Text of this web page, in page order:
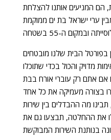
הם המניעים אותנו להצלחת
ערי ישראל בת ים ממוקמת
הבית שלנו מובטחים
מדויק והכול בכדי שתוכלו
אם אתם רק עוברי אורח בבת
בצורה מעמיקה את כל אחד
, תבינו מה ההבדלים בין שירות
את ההחלטה, תבצעו גם את